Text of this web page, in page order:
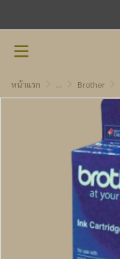
หน้าแรก ... Brother